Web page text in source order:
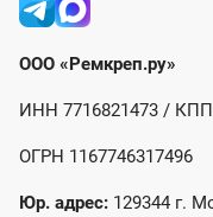
ООО «Ремкреп.ру»
ИНН 7716821473 / КПП
ОГРН 1167746317496
Юр. адрес: 129344 г.